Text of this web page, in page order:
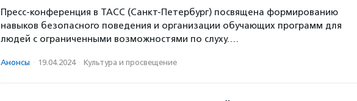
Пресс-конференция в ТАСС (Санкт-Петербург) посвящена формированию
навыков безопасного поведения и организации обучающих программ для
людей с ограниченными возможностями по слуху.…
Анонсы · 19.04.2024 · Культура и просвещение